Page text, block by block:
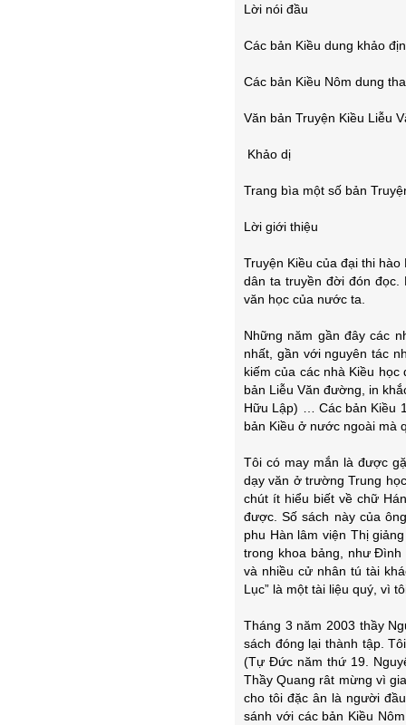
Lời nói đầu
Các bản Kiều dung khảo
Các bản Kiều Nôm dung
Văn bản Truyện Kiều Liễu
Khảo dị
Trang bìa một số bản
Lời giới thiệu
Truyện Kiều của đại thi
dân ta truyền đời đón đọc.
văn học của nước ta.
Những năm gần đây các
nhất, gần với nguyên tác
kiếm của các nhà Kiều
bản Liễu Văn đường, in
Hữu Lập) … Các bản Kiều
bản Kiều ở nước ngoài mà
Tôi có may mắn là được
dạy văn ở trường Trung
chút ít hiểu biết về chữ
được. Số sách này của
phu Hàn lâm viện Thị
trong khoa bảng, như Đình
và nhiều cử nhân tú tài
Lục” là một tài liệu quý, vì
Tháng 3 năm 2003 thầy
sách đóng lại thành tập.
(Tự Đức năm thứ 19.
Thầy Quang rât mừng vì
cho tôi đặc ân là người
sánh với các bản Kiều